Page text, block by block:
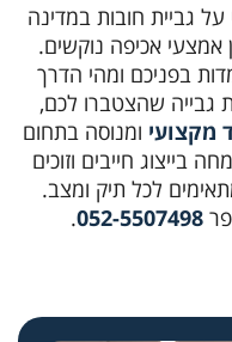
גביית חובות במדינה
אמצעי אכיפה נוקשים.
בפניכם ומהי הדרך
גבייה שהצטברו לכם,
מקצועי ומנוסה בתחום
בייצוג חייבים וזוכים
לכל תיק ומצב.
052-5507498
.